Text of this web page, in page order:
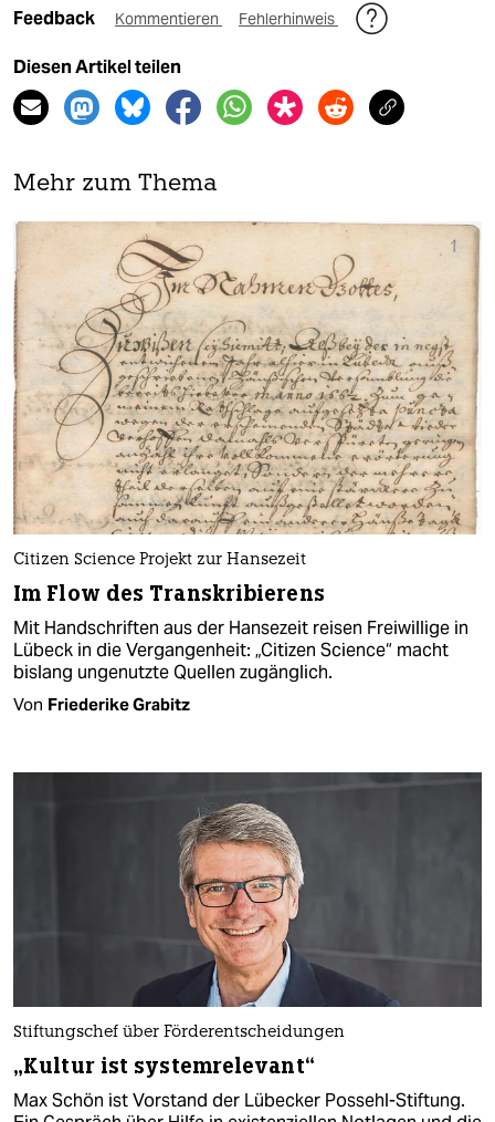
Feedback Kommentieren Fehlerhinweis
Diesen Artikel teilen
Mehr zum Thema
Citizen Science Projekt zur Hansezeit
Im Flow des Transkribierens
Mit Handschriften aus der Hansezeit reisen Freiwillige in
Lübeck in die Vergangenheit: „Citizen Science“ macht
bislang ungenutzte Quellen zugänglich.
Von Friederike Grabitz
Stiftungschef über Förderentscheidungen
„Kultur ist systemrelevant“
Max Schön ist Vorstand der Lübecker Possehl-Stiftung.